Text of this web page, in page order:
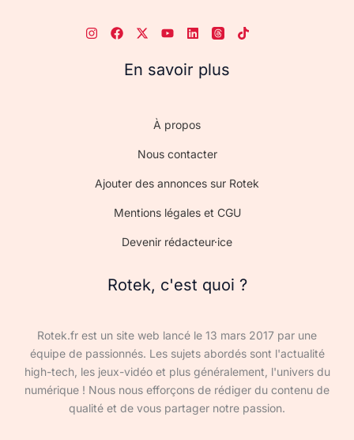
En savoir plus
À propos
Nous contacter
Ajouter des annonces sur Rotek
Mentions légales et CGU
Devenir rédacteur·ice
Rotek, c'est quoi ?
Rotek.fr est un site web lancé le 13 mars 2017 par une
équipe de passionnés. Les sujets abordés sont l'actualité
high-tech, les jeux-vidéo et plus généralement, l'univers du
numérique ! Nous nous efforçons de rédiger du contenu de
qualité et de vous partager notre passion.